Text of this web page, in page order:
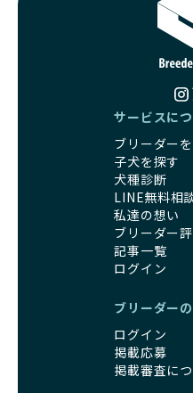
サービスに
ブリーダー
子犬を探す
犬種診断
LINE無料相
私達の想い
ブリーダー
記事一覧
ログイン
ブリーダー
ログイン
掲載応募
掲載審査に